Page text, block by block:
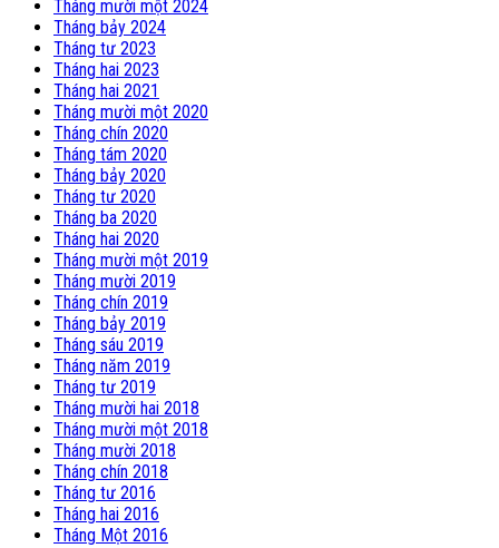
Tháng mười một 2024
Tháng bảy 2024
Tháng tư 2023
Tháng hai 2023
Tháng hai 2021
Tháng mười một 2020
Tháng chín 2020
Tháng tám 2020
Tháng bảy 2020
Tháng tư 2020
Tháng ba 2020
Tháng hai 2020
Tháng mười một 2019
Tháng mười 2019
Tháng chín 2019
Tháng bảy 2019
Tháng sáu 2019
Tháng năm 2019
Tháng tư 2019
Tháng mười hai 2018
Tháng mười một 2018
Tháng mười 2018
Tháng chín 2018
Tháng tư 2016
Tháng hai 2016
Tháng Một 2016